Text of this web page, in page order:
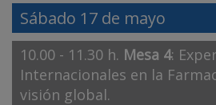
Sábado 17 de mayo
10.00 - 11.30 h. Mesa 4:
Internacionales en la
visión global.